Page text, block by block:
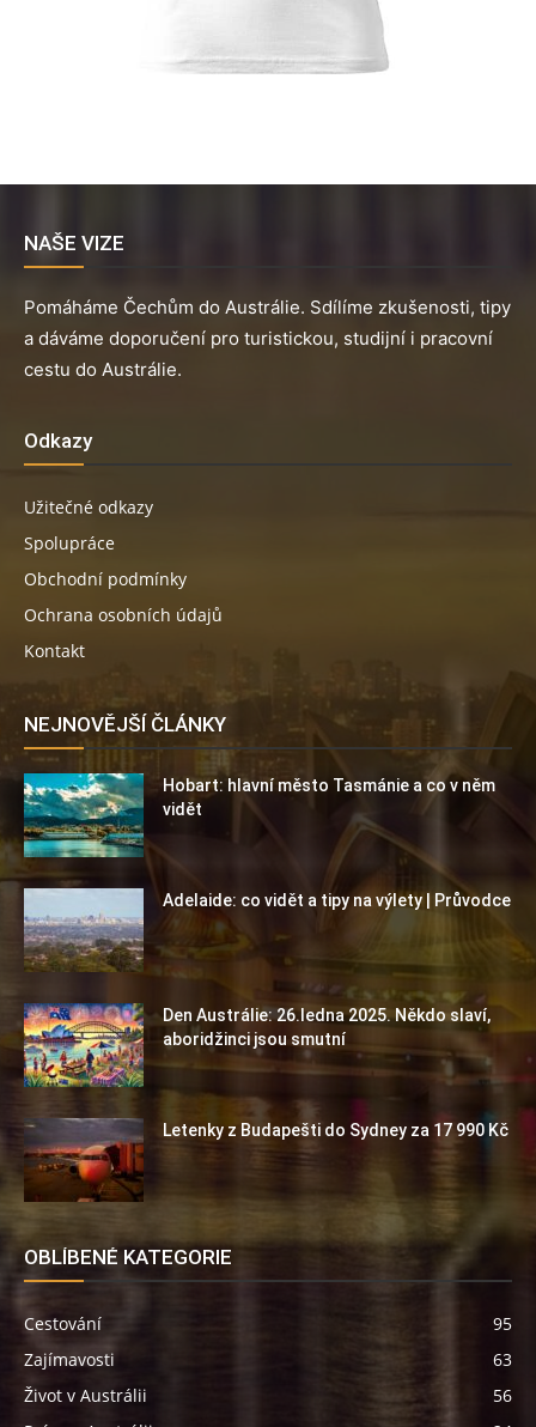
NAŠE VIZE
Pomáháme Čechům do Austrálie. Sdílíme zkušenosti, tipy
a dáváme doporučení pro turistickou, studijní i pracovní
cestu do Austrálie.
Odkazy
Užitečné odkazy
Spolupráce
Obchodní podmínky
Ochrana osobních údajů
Kontakt
NEJNOVĚJŠÍ ČLÁNKY
Hobart: hlavní město Tasmánie a co v něm
vidět
Adelaide: co vidět a tipy na výlety | Průvodce
Den Austrálie: 26.ledna 2025. Někdo slaví,
aboridžinci jsou smutní
Letenky z Budapešti do Sydney za 17 990 Kč
OBLÍBENÉ KATEGORIE
Cestování
95
Zajímavosti
63
Život v Austrálii
56